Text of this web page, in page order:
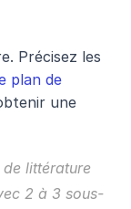
Précisez les
plan de
une
littérature
2 à 3 sous-